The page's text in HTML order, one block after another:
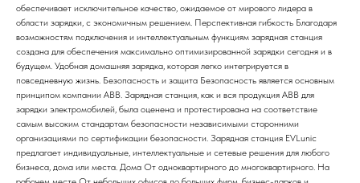
обеспечивает исключительное качество, ожидаемое от мирового лидера в
области зарядки, с экономичным решением. Перспективная гибкость Благодаря
возможностям подключения и интеллектуальным функциям зарядная станция
создана для обеспечения максимально оптимизированной зарядки сегодня и в
будущем. Удобная домашняя зарядка, которая легко интегрируется в
повседневную жизнь. Безопасность и защита Безопасность является основным
принципом компании ABB. Зарядная станция, как и вся продукция ABB для
зарядки электромобилей, была оценена и протестирована на соответствие
самым высоким стандартам безопасности независимыми сторонними
организациями по сертификации безопасности. Зарядная станция EVLunic
предлагает индивидуальные, интеллектуальные и сетевые решения для любого
бизнеса, дома или места. Дома От одноквартирного до многоквартирного. На